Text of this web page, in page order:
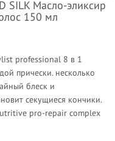
SILK Масло-эликсир
150 мл
professional 8 в 1
прически. несколько
блеск и
секущиеся кончики.
pro-repair complex